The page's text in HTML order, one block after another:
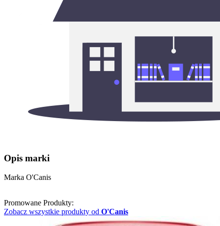
Opis marki
Marka O'Canis
Promowane Produkty:
Zobacz wszystkie produkty od O'Canis